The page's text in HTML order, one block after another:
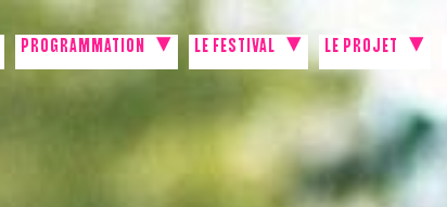
PROGRAMMATION LE FESTIVAL LE PROJET